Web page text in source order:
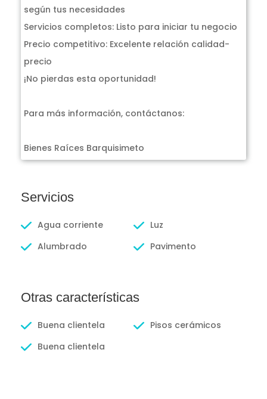
según tus necesidades
Servicios completos: Listo para iniciar tu negocio
Precio competitivo: Excelente relación calidad-
precio
¡No pierdas esta oportunidad!
Para más información, contáctanos:
Bienes Raíces Barquisimeto
Servicios
Agua corriente
Luz
Alumbrado
Pavimento
Otras características
Buena clientela
Pisos cerámicos
Buena clientela